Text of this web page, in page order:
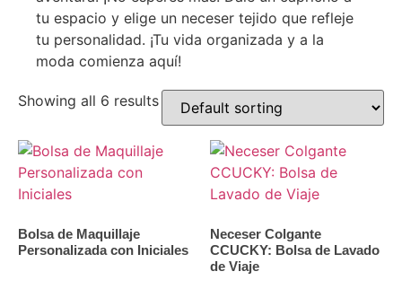
tu espacio y elige un neceser tejido que refleje
tu personalidad. ¡Tu vida organizada y a la
moda comienza aquí!
Showing all 6 results
Bolsa de Maquillaje
Personalizada con Iniciales
Neceser Colgante
CCUCKY: Bolsa de Lavado
de Viaje